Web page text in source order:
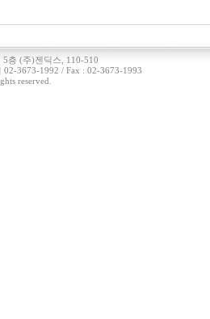
5층 (주)젠딕스, 110-510
3673-1992 / Fax : 02-3673-1993
reserved.